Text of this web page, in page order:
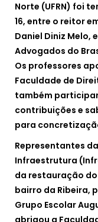
Norte (UFRN) foi
16, entre o reitor
Daniel Diniz Melo,
Advogados do
Os professores
Faculdade de
também
contribuições e
para
Representantes
Infraestrutura
da restauração do
bairro da Ribeira,
Grupo Escolar